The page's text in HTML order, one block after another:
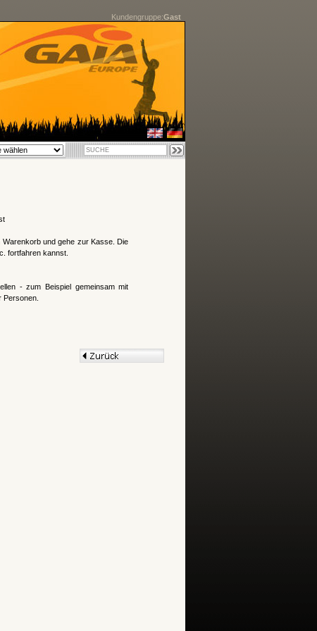
Kundengruppe:Gast
und gehe zur Kasse. Die
fortfahren kannst.
- zum Beispiel gemeinsam mit
Personen.